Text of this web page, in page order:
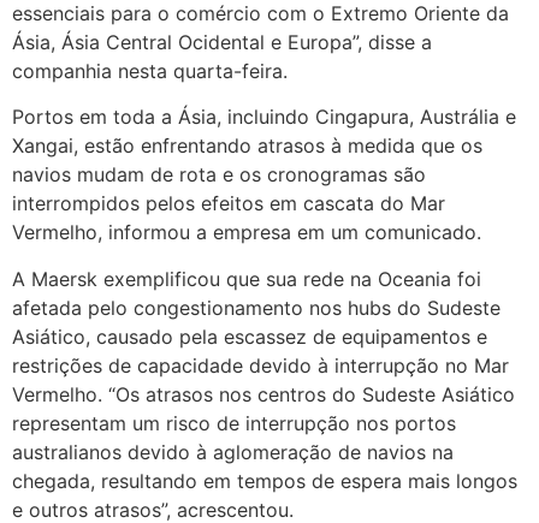
essenciais para o comércio com o Extremo Oriente da
Ásia, Ásia Central Ocidental e Europa”, disse a
companhia nesta quarta-feira.
Portos em toda a Ásia, incluindo Cingapura, Austrália e
Xangai, estão enfrentando atrasos à medida que os
navios mudam de rota e os cronogramas são
interrompidos pelos efeitos em cascata do Mar
Vermelho, informou a empresa em um comunicado.
A Maersk exemplificou que sua rede na Oceania foi
afetada pelo congestionamento nos hubs do Sudeste
Asiático, causado pela escassez de equipamentos e
restrições de capacidade devido à interrupção no Mar
Vermelho. “Os atrasos nos centros do Sudeste Asiático
representam um risco de interrupção nos portos
australianos devido à aglomeração de navios na
chegada, resultando em tempos de espera mais longos
e outros atrasos”, acrescentou.